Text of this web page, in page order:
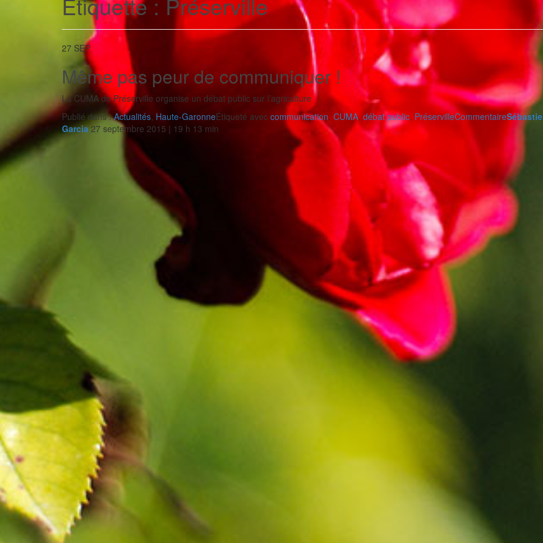
27 SEP
Même pas peur de communiquer !
La CUMA de Préserville organise un débat public sur l’agriculture
Publié dans :Actualités, Haute-GaronneÉtiqueté avec communication, CUMA, débat public, PréservilleCommentaire
Garcia 27 septembre 2015 | 19 h 13 min